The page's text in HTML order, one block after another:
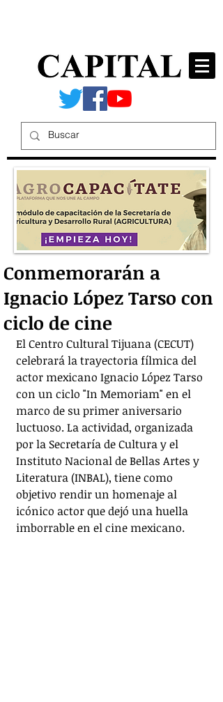
Conmemorarán a
Ignacio López Tarso con
ciclo de cine
El Centro Cultural Tijuana (CECUT)
celebrará la trayectoria fílmica del
actor mexicano Ignacio López Tarso
con un ciclo "In Memoriam" en el
marco de su primer aniversario
luctuoso. La actividad, organizada
por la Secretaría de Cultura y el
Instituto Nacional de Bellas Artes y
Literatura (INBAL), tiene como
objetivo rendir un homenaje al
icónico actor que dejó una huella
imborrable en el cine mexicano.